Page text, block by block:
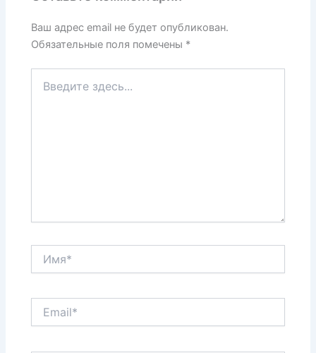
Ваш адрес email не будет опубликован.
Обязательные поля помечены *
здесь...